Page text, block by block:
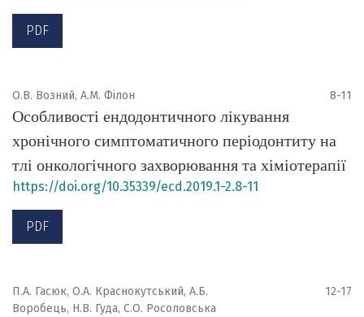
PDF
О.В. Возний, А.М. Філон 8-11
Особливості ендодонтичного лікування
хронічного симптоматичного періодонтиту на
тлі онкологічного захворювання та хіміотерапії
https://doi.org/10.35339/ecd.2019.1-2.8-11
PDF
П.А. Гасюк, О.А. Краснокутський, А.Б.
Воробець, Н.В. Гуда, С.О. Росоловська
12-17